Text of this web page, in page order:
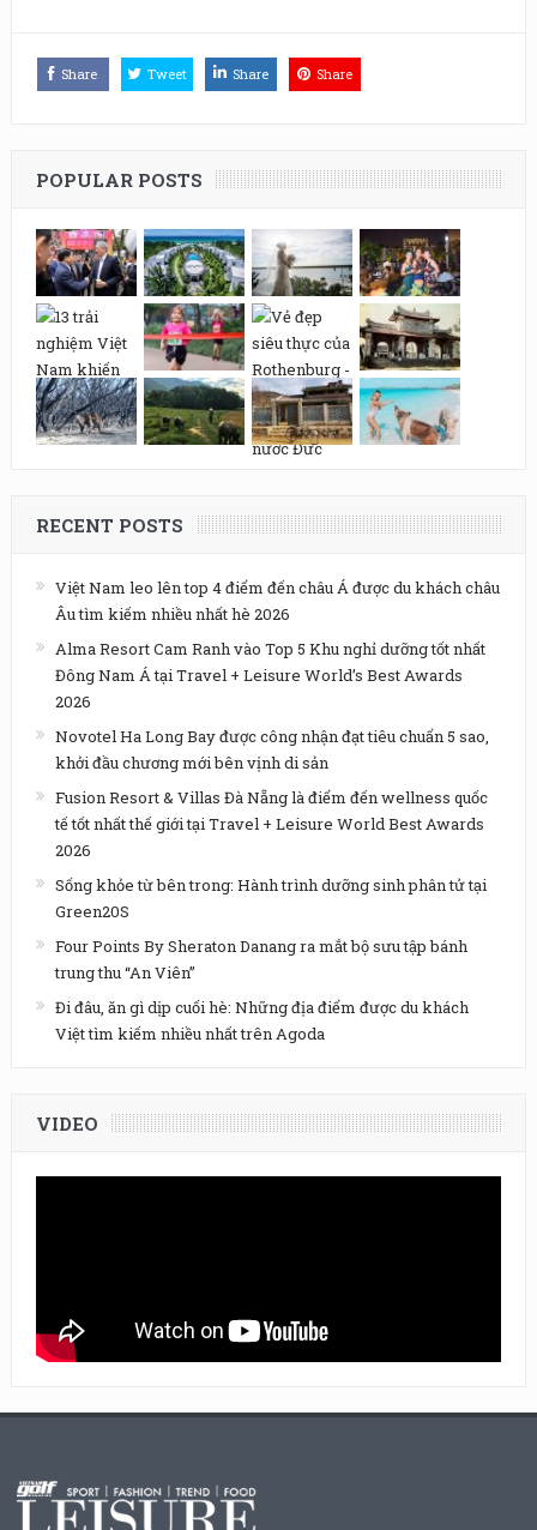
Share Tweet Share Share
POPULAR POSTS
RECENT POSTS
Việt Nam leo lên top 4 điểm đến châu Á được du khách châu
Âu tìm kiếm nhiều nhất hè 2026
Alma Resort Cam Ranh vào Top 5 Khu nghỉ dưỡng tốt nhất
Đông Nam Á tại Travel + Leisure World’s Best Awards
2026
Novotel Ha Long Bay được công nhận đạt tiêu chuẩn 5 sao,
khởi đầu chương mới bên vịnh di sản
Fusion Resort & Villas Đà Nẵng là điểm đến wellness quốc
tế tốt nhất thế giới tại Travel + Leisure World Best Awards
2026
Sống khỏe từ bên trong: Hành trình dưỡng sinh phân tử tại
Green20S
Four Points By Sheraton Danang ra mắt bộ sưu tập bánh
trung thu “An Viên”
Đi đâu, ăn gì dịp cuối hè: Những địa điểm được du khách
Việt tìm kiếm nhiều nhất trên Agoda
VIDEO